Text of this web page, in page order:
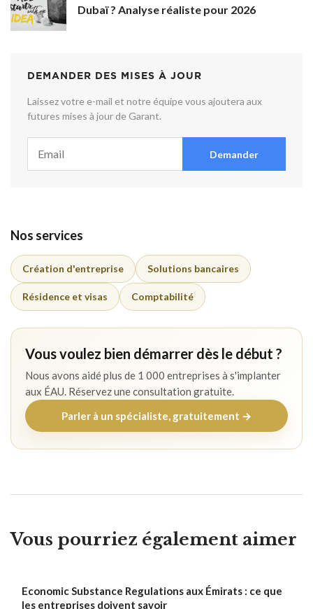
Dubaï ? Analyse réaliste pour 2026
DEMANDER DES MISES À JOUR
Laissez votre e-mail et notre équipe vous ajoutera aux
futures mises à jour de Garant.
Demander
Nos services
Création d'entreprise Solutions bancaires
Résidence et visas Comptabilité
Vous voulez bien démarrer dès le début ?
Nous avons aidé plus de 1 000 entreprises à s'implanter
aux ÉAU. Réservez une consultation gratuite.
Parler à un spécialiste, gratuitement →
Vous pourriez également aimer
Economic Substance Regulations aux Émirats : ce que
les entreprises doivent savoir